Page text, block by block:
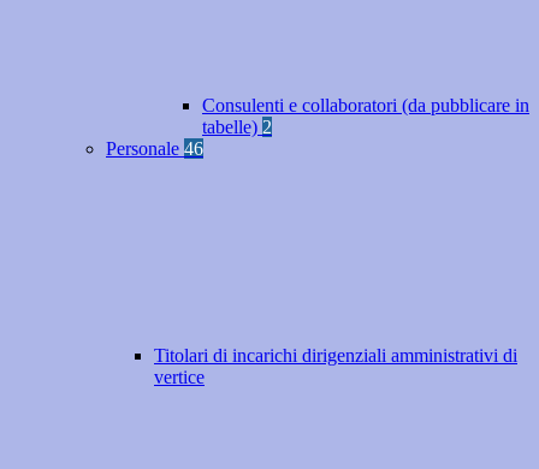
Consulenti e collaboratori (da pubblicare in
tabelle) 2
Personale 46
Titolari di incarichi dirigenziali amministrativi di
vertice